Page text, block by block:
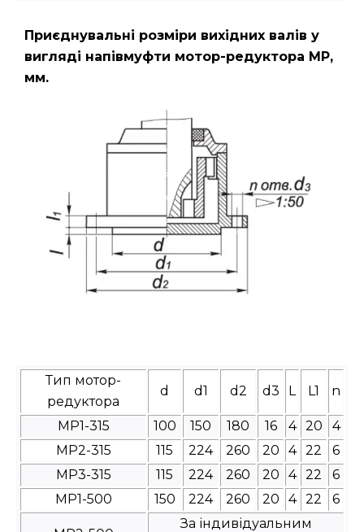
Приєднувальні розміри вихідних валів у
вигляді напівмуфти мотор-редуктора МР,
мм.
Тип мотор-
редуктора
d d1 d2 d3 L L1 n
МР1-315 100 150 180 16 4 20
4
МР2-315
115 224 260 20 4 22
6
МР3-315
115 224 260 20 4 22
6
МР1-500
150 224 260 20 4 22 6
За індивідуальним